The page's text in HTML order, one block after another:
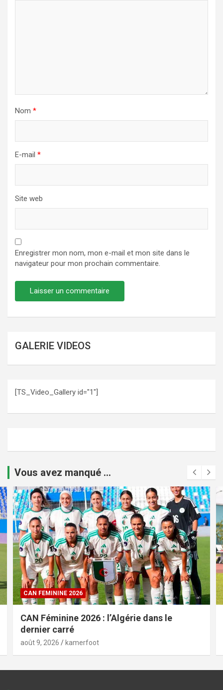
Nom *
E-mail *
Site web
Enregistrer mon nom, mon e-mail et mon site dans le
navigateur pour mon prochain commentaire.
GALERIE VIDEOS
[TS_Video_Gallery id="1"]
Vous avez manqué ...
CAN FEMININE 2026
CAN Féminine 2026 : l’Algérie dans le
dernier carré
août 9, 2026 kamerfoot